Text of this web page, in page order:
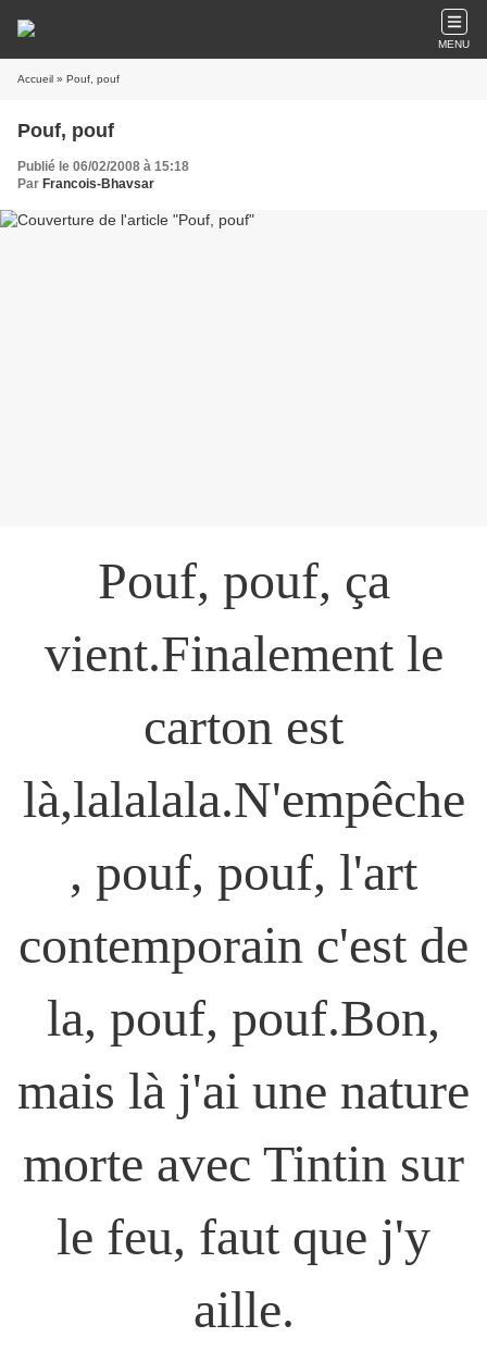
MENU
Accueil » Pouf, pouf
Pouf, pouf
Publié le 06/02/2008 à 15:18
Par Francois-Bhavsar
Pouf, pouf, ça
vient.Finalement le
carton est
là,lalalala.N'empêche
, pouf, pouf, l'art
contemporain c'est de
la, pouf, pouf.Bon,
mais là j'ai une nature
morte avec Tintin sur
le feu, faut que j'y
aille.